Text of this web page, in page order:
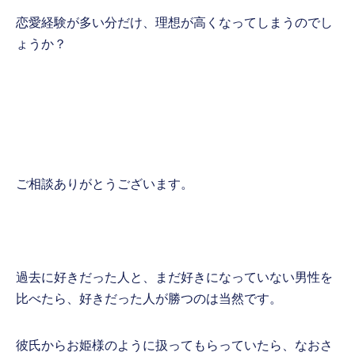
恋愛経験が多い分だけ、理想が高くなってしまうのでし
ょうか？
ご相談ありがとうございます。
過去に好きだった人と、まだ好きになっていない男性を
比べたら、好きだった人が勝つのは当然です。
彼氏からお姫様のように扱ってもらっていたら、なおさ